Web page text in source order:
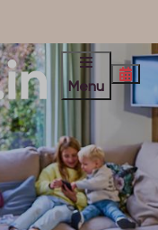
Menu